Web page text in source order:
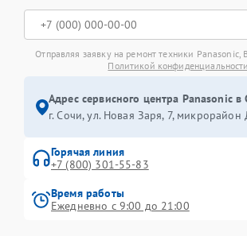
Отправляя заявку на ремонт техники Panasonic,
Политикой конфиденциальности
Адрес сервисного центра Panasonic в
г. Сочи, ул. Новая Заря, 7, микрорайон
Горячая линия
+7 (800) 301-55-83
Время работы
Ежедневно с 9:00 до 21:00